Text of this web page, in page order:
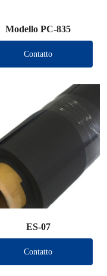
Modello PC-835
Contatto
ES-07
Contatto